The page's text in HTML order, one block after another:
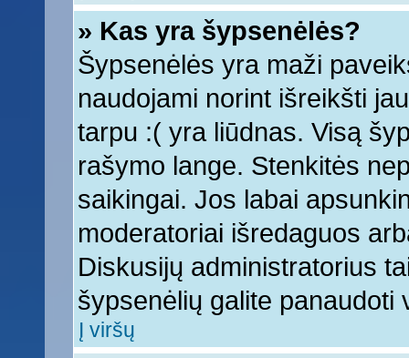
» Kas yra šypsenėlės?
Šypsenėlės yra maži
naudojami norint išreikšti
tarpu :( yra liūdnas. Visą
rašymo lange. Stenkitės
saikingai. Jos labai
moderatoriai išredaguos
Diskusijų administratorius
šypsenėlių galite panaudoti
Į viršų